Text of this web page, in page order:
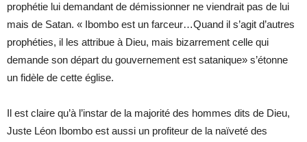
prophétie lui demandant de démissionner ne viendrait pas de lui
mais de Satan. « Ibombo est un farceur…Quand il s’agit d’autres
prophéties, il les attribue à Dieu, mais bizarrement celle qui
demande son départ du gouvernement est satanique» s’étonne
un fidèle de cette église.
Il est claire qu’à l’instar de la majorité des hommes dits de Dieu,
Juste Léon Ibombo est aussi un profiteur de la naïveté des